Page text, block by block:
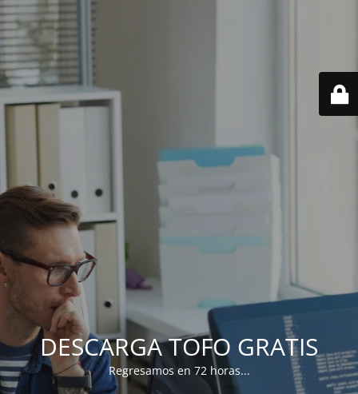
DESCARGA TOFO GRATIS
Regresamos en 72 horas...